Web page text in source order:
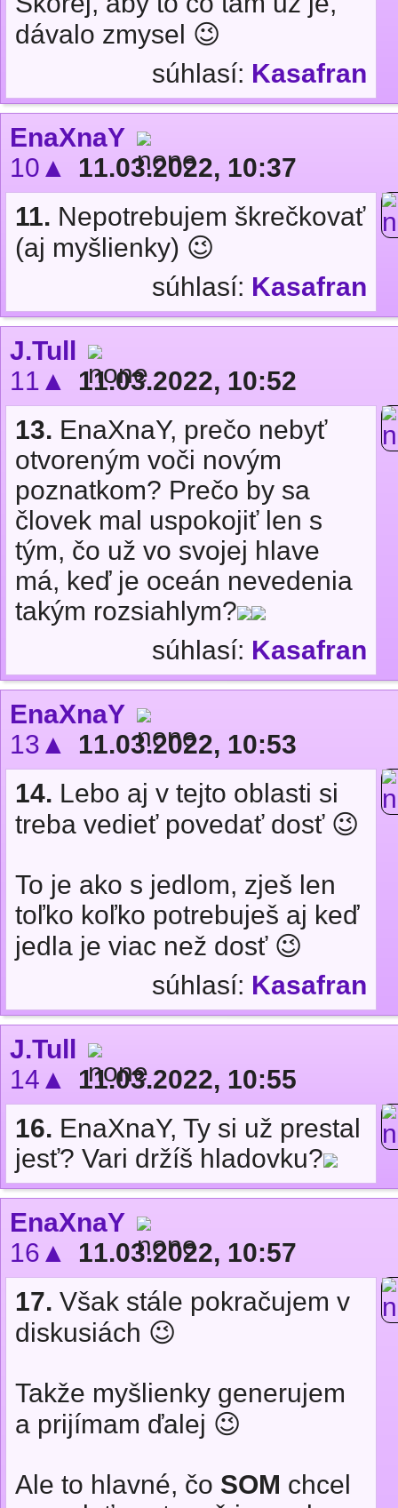
dávalo zmysel 😉
súhlasí: Kasafran
EnaXnaY
10▲
11.03.2022, 10:37
11. Nepotrebujem škrečkovať
(aj myšlienky) 😉
súhlasí: Kasafran
J.Tull
11▲
11.03.2022, 10:52
13. EnaXnaY, prečo nebyť
otvoreným voči novým
poznatkom? Prečo by sa
človek mal uspokojiť len s
tým, čo už vo svojej hlave
má, keď je oceán nevedenia
takým rozsiahlym?
súhlasí: Kasafran
EnaXnaY
13▲
11.03.2022, 10:53
14. Lebo aj v tejto oblasti si
treba vedieť povedať dosť 😉
To je ako s jedlom, zješ len
toľko koľko potrebuješ aj keď
jedla je viac než dosť 😉
súhlasí: Kasafran
J.Tull
14▲
11.03.2022, 10:55
16. EnaXnaY, Ty si už prestal
jesť? Vari držíš hladovku?
EnaXnaY
16▲
11.03.2022, 10:57
17. Však stále pokračujem v
diskusiách 😉
Takže myšlienky generujem
a prijímam ďalej 😉
Ale to hlavné, čo SOM chcel